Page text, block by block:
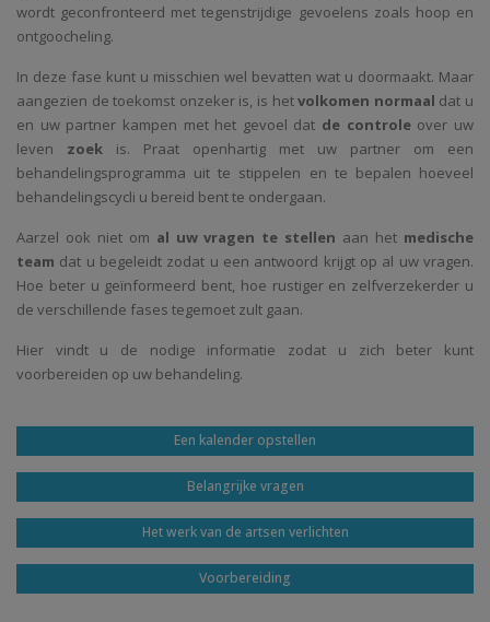
wordt geconfronteerd met tegenstrijdige gevoelens zoals hoop en
ontgoocheling.
In deze fase kunt u misschien wel bevatten wat u doormaakt. Maar
aangezien de toekomst onzeker is, is hetvolkomen normaal dat u
en uw partner kampen met het gevoel dat de controleover uw
leven zoek is. Praat openhartig met uw partner om een
behandelingsprogramma uit te stippelen en te bepalen hoeveel
behandelingscycli u bereid bent te ondergaan.
Aarzel ook niet om al uw vragen te stellen aan het medische
team dat u begeleidt zodat u een antwoord krijgt op al uw vragen.
Hoe beter u geïnformeerd bent, hoe rustiger en zelfverzekerder u
de verschillende fases tegemoet zult gaan.
Hier vindt u de nodige informatie zodat u zich beter kunt
voorbereiden op uw behandeling.
Een kalender opstellen
Belangrijke vragen
Het werk van de artsen verlichten
Voorbereiding